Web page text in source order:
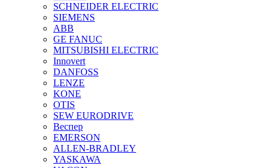
SCHNEIDER ELECTRIC
SIEMENS
ABB
GE FANUC
MITSUBISHI ELECTRIC
Innovert
DANFOSS
LENZE
KONE
OTIS
SEW EURODRIVE
Веспер
EMERSON
ALLEN-BRADLEY
YASKAWA